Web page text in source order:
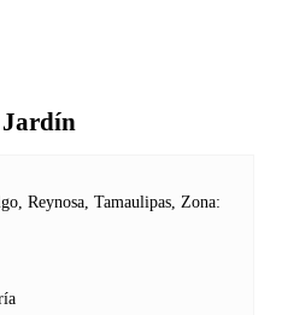
Jardín
Reynosa, Tamaulipas, Zona: